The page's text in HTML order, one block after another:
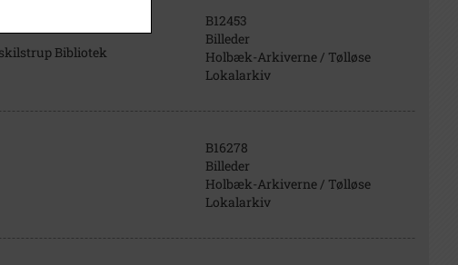
Bibliotek
B12453
Billeder
Holbæk-Arkiverne / Tølløse
Lokalarkiv
B16278
Billeder
Holbæk-Arkiverne / Tølløse
Lokalarkiv